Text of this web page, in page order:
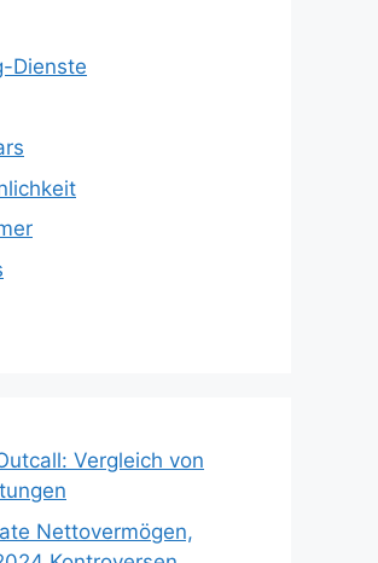
Dienste
Vergleich von
Nettovermögen,